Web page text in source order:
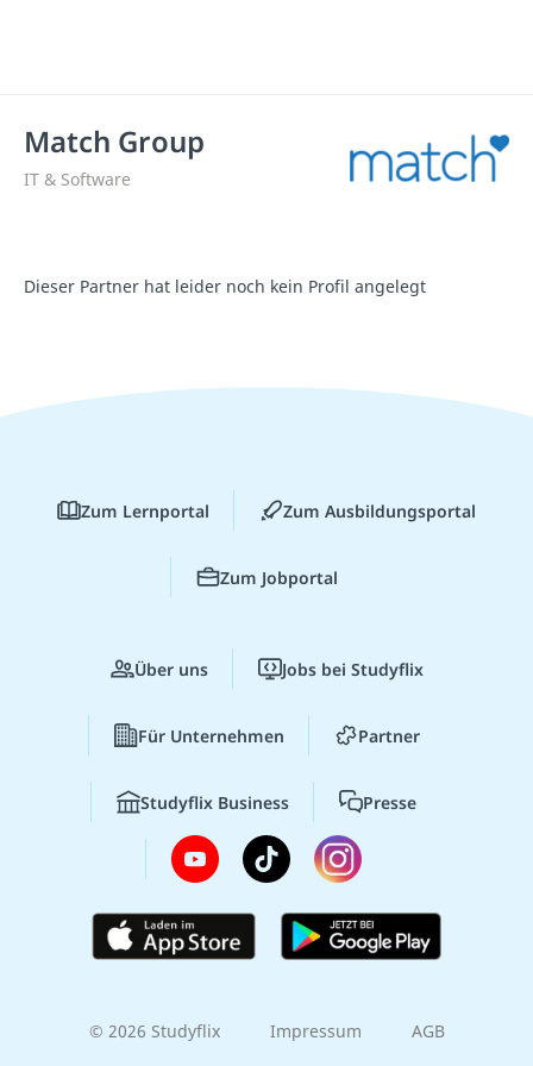
Match Group
IT & Software
Dieser Partner hat leider noch kein Profil angelegt
Zum Lernportal Zum Ausbildungsportal
Zum Jobportal
Über uns Jobs bei Studyflix
Für Unternehmen Partner
Studyflix Business Presse
© 2026 Studyflix Impressum AGB